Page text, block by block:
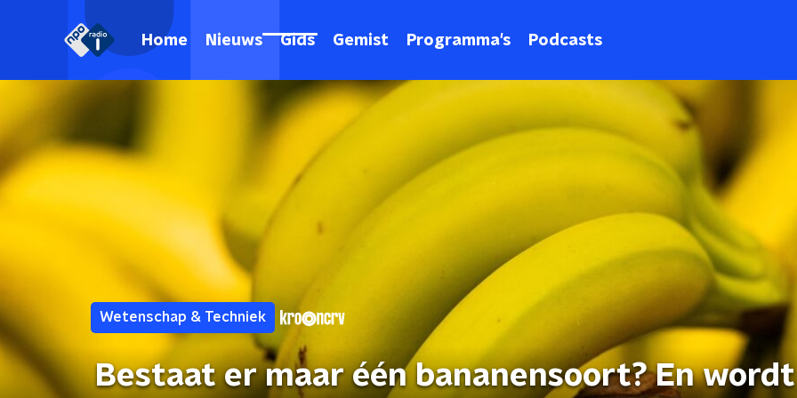
Home Nieuws Gids Gemist Programma's Podcasts
Wetenschap & Techniek
Bestaat er maar één bananensoort? En